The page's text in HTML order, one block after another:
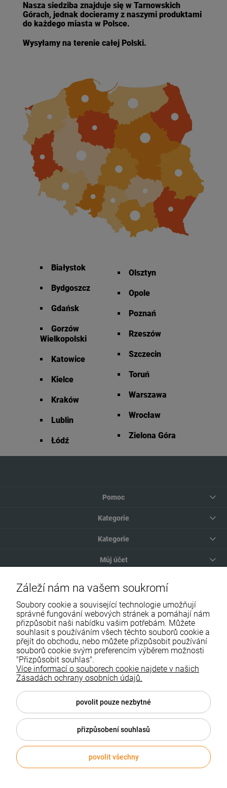
Nasza siedziba znajduje się w Tarnowskich
Górach, jednak docieramy z naszymi produktami
do każdego miasta w Polsce.
Wysyłamy na terenie całej Polski.
Białystok
Bydgoszcz
Gdańsk
Gorzów
Wielkopolski
Katowice
Kielce
Kraków
Lublin
Łódź
Olsztyn
Opole
Poznań
Rzeszów
Szczecin
Toruń
Warszawa
Wrocław
Zielona Góra
Pomoc
Kategorie
Kategorie
Můj účet
O nás
NIP: 6452530165
REGON: 380559282
Záleží nám na vašem soukromí
Soubory cookie a související technologie umožňují
správné fungování webových stránek a pomáhají nám
přizpůsobit naši nabídku vašim potřebám. Můžete
souhlasit s používáním všech těchto souborů cookie a
přejít do obchodu, nebo můžete přizpůsobit používání
souborů cookie svým preferencím výběrem možnosti
"Přizpůsobit souhlas".
Více informací o souborech cookie najdete v našich
Zásadách ochrany osobních údajů.
povolit pouze nezbytné
přizpůsobení souhlasů
povolit všechny